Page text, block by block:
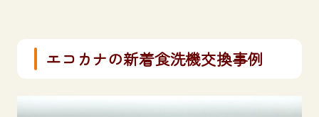
エコカナの新着食洗機交換事例